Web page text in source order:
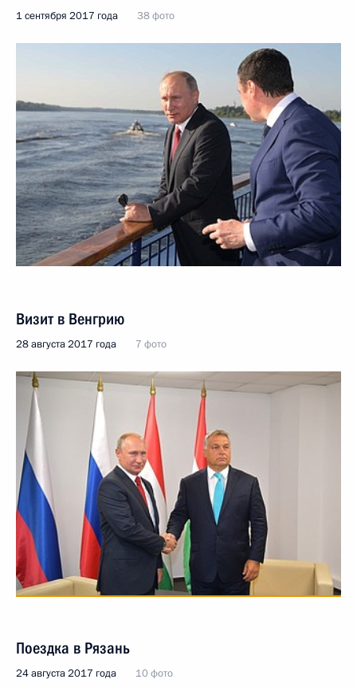
1 сентября 2017 года 38 фото
Визит в Венгрию
28 августа 2017 года 7 фото
Поездка в Рязань
24 августа 2017 года 10 фото